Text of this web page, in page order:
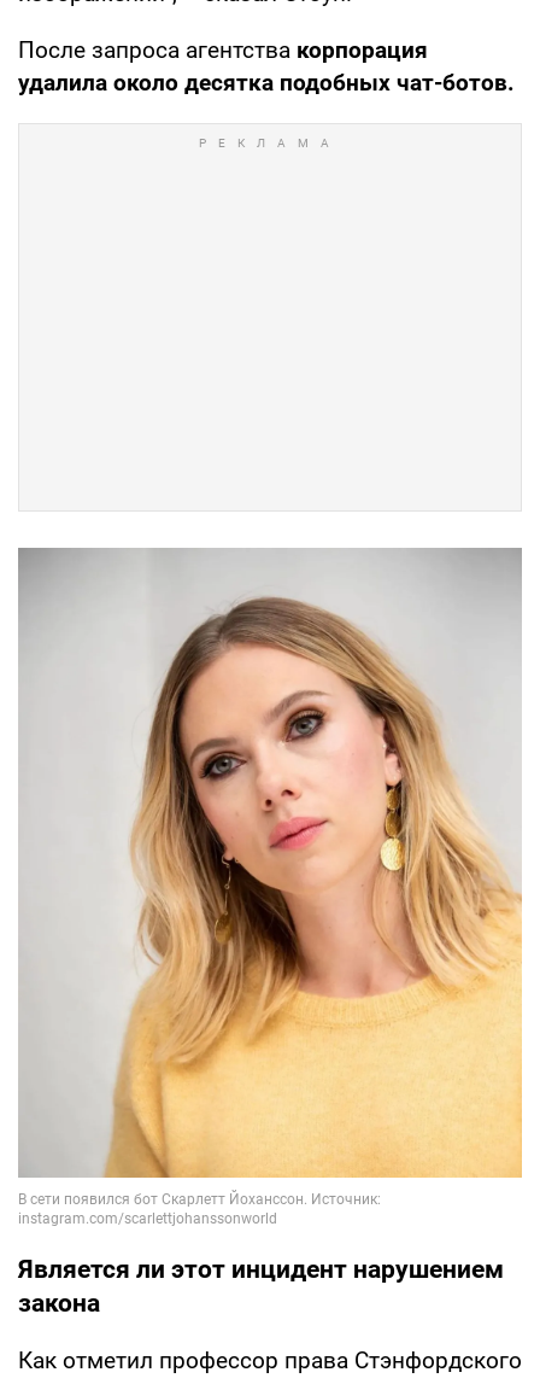
После запроса агентства корпорация
удалила около десятка подобных чат-ботов.
Является ли этот инцидент нарушением
закона
Как отметил профессор права Стэнфордского